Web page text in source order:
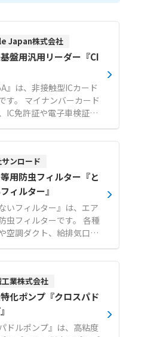
Japan株式会社
盤用汎用リーダー『CI
』は、非接触型ICカード
す。 マイナンバーカード
IC免許証や電子車検証な
なカードに対応します。
盤プロジェクト助成金対
サポートします。 USBバ
電に対応し、Windows
Androidなど幅広いOS
です。 メーカーによる技
体制も整備されており、
心して運用できます。
マイナンバーカードや各
に対応した汎用性 ●Win
をはじめとする多様
●メーカーによる手厚い
【用途・事例】
基盤導入におけるマイナ
ド認証 ●医療機関や行政
免許証・各種資格証の読
ンロード
用防虫フィルター『と
ィルター』
いフィルター』は、エア
虫フィルターです。 各種
空調ダクト、給排気口な
クテープで簡単に取り付
コリやチリ、サビの飛散
性の高い素材を使用してい
機に負荷をかけず、燃焼
有毒ガスも発生しませ
平型、筒型の基本形状に
場所に応じたオーダーメ
業株式会社
化ポンプ『クロスパド
ドルポンプ』は、高粘度